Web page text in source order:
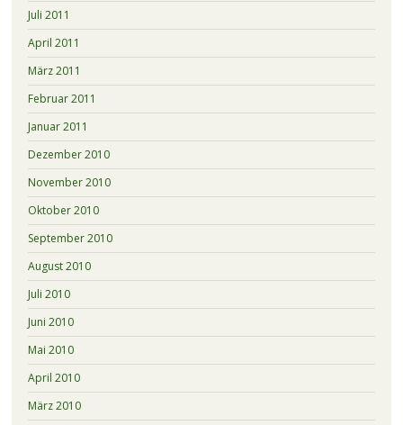
Juli 2011
April 2011
März 2011
Februar 2011
Januar 2011
Dezember 2010
November 2010
Oktober 2010
September 2010
August 2010
Juli 2010
Juni 2010
Mai 2010
April 2010
März 2010